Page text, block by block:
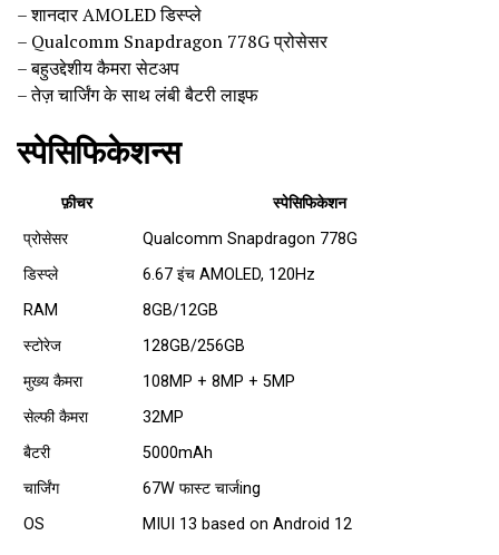
– शानदार AMOLED डिस्प्ले
– Qualcomm Snapdragon 778G प्रोसेसर
– बहुउद्देशीय कैमरा सेटअप
– तेज़ चार्जिंग के साथ लंबी बैटरी लाइफ
स्पेसिफिकेशन्स
फ़ीचर
स्पेसिफिकेशन
प्रोसेसर
Qualcomm Snapdragon 778G
डिस्प्ले
6.67 इंच AMOLED, 120Hz
RAM
8GB/12GB
स्टोरेज
128GB/256GB
मुख्य कैमरा
108MP + 8MP + 5MP
सेल्फी कैमरा
32MP
बैटरी
5000mAh
चार्जिंग
67W फास्ट चार्जing
OS
MIUI 13 based on Android 12